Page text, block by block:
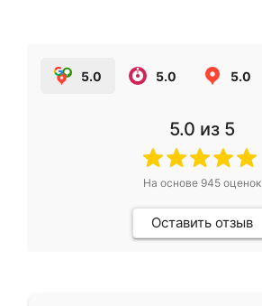
5.0 5.0 5.0
5.0 из 5
На основе 945оценок
Оставить отзыв